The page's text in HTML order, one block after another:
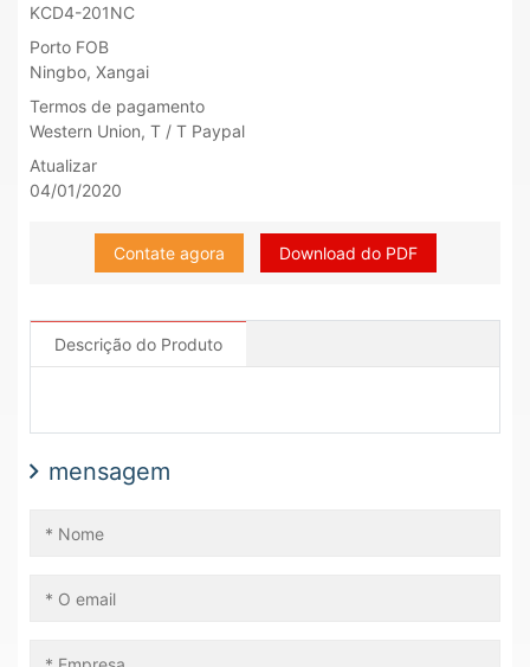
KCD4-201NC
Porto FOB
Ningbo, Xangai
Termos de pagamento
Western Union, T / T Paypal
Atualizar
04/01/2020
Contate agora Download do PDF
Descrição do Produto
mensagem